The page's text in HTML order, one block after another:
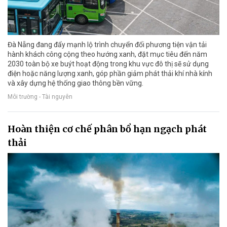
Đà Nẵng đang đẩy mạnh lộ trình chuyển đổi phương tiện vận tải
hành khách công cộng theo hướng xanh, đặt mục tiêu đến năm
2030 toàn bộ xe buýt hoạt động trong khu vực đô thị sẽ sử dụng
điện hoặc năng lượng xanh, góp phần giảm phát thải khí nhà kính
và xây dựng hệ thống giao thông bền vững.
Môi trường - Tài nguyên
Hoàn thiện cơ chế phân bổ hạn ngạch phát
thải